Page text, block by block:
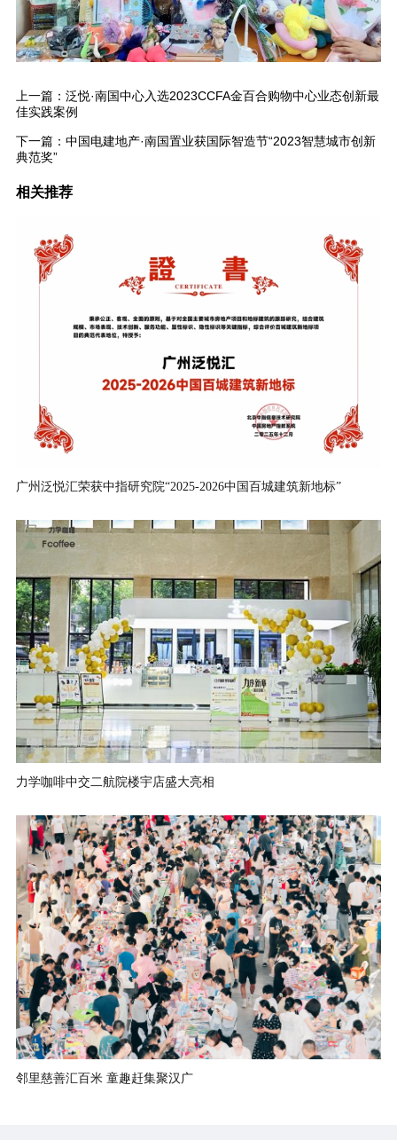
上一篇： 泛悦·南国中心入选2023CCFA金百合购物中心业态创新最
佳实践案例
下一篇： 中国电建地产·南国置业获国际智造节“2023智慧城市创新
典范奖”
相关推荐
广州泛悦汇荣获中指研究院“2025-2026中国百城建筑新地标”
力学咖啡中交二航院楼宇店盛大亮相
邻里慈善汇百米 童趣赶集聚汉广